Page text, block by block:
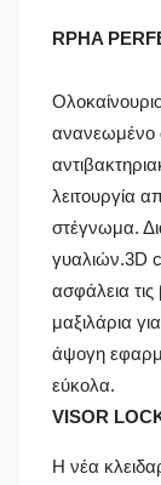
RPHA
ανανεωμένο
λειτουργία
στέγνωμα.
γυαλιών.3D
ασφάλεια
μαξιλάρια
άψογη
VISOR
Η νέα